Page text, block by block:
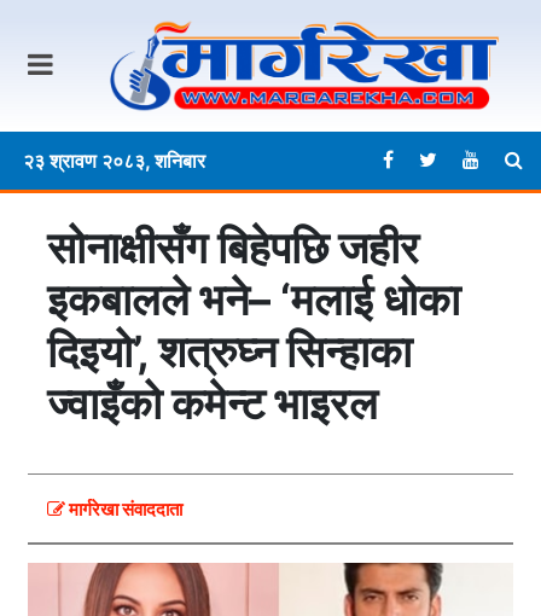
२३ श्रावण २०८३, शनिबार
सोनाक्षीसँग बिहेपछि जहीर
इकबालले भने– ‘मलाई धोका
दिइयो’, शत्रुघ्न सिन्हाका
ज्वाइँको कमेन्ट भाइरल
मार्गरेखा संवाददाता